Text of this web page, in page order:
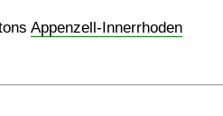
Appenzell-Innerrhoden